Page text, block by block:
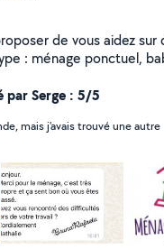
ou au lever.. et
ou après une fête. Mes
ensemble par message Si
pas à me contactez en
le plus
toujours me contacter
le permis je peut me
par Serge : 5/5
mais j'avais trouvé une autre